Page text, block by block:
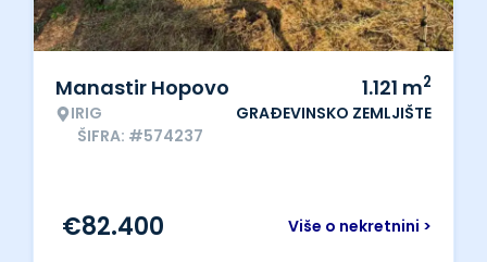
Manastir Hopovo
IRIG
ŠIFRA: #574237
1.121 m2
GRAĐEVINSKO ZEMLJIŠTE
Više o nekretnini >
€82.400